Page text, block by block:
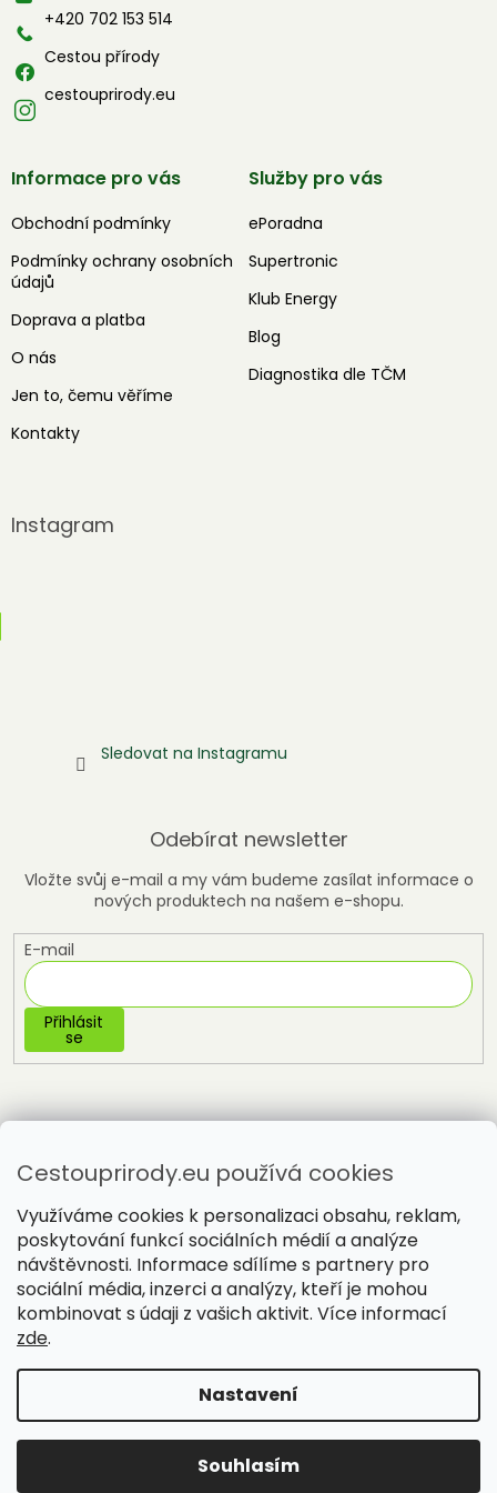
Cestouprirody.eu používá cookies
Využíváme cookies k personalizaci obsahu, reklam,
poskytování funkcí sociálních médií a analýze
návštěvnosti. Informace sdílíme s partnery pro
sociální média, inzerci a analýzy, kteří je mohou
kombinovat s údaji z vašich aktivit. Více informací
zde.
Nastavení
Souhlasím
+420 702 153 514
Cestou přírody
cestouprirody.eu
Informace pro vás
Obchodní podmínky
Podmínky ochrany osobních
údajů
Doprava a platba
O nás
Jen to, čemu věříme
Kontakty
Služby pro vás
ePoradna
Supertronic
Klub Energy
Blog
Diagnostika dle TČM
Instagram
Sledovat na Instagramu
Odebírat newsletter
Vložte svůj e-mail a my vám budeme zasílat informace o
nových produktech na našem e-shopu.
E-mail
Přihlásit
se
Vytvořil Shoptet
Copyright 2026